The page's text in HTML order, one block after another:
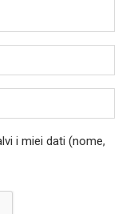
i miei dati (nome,